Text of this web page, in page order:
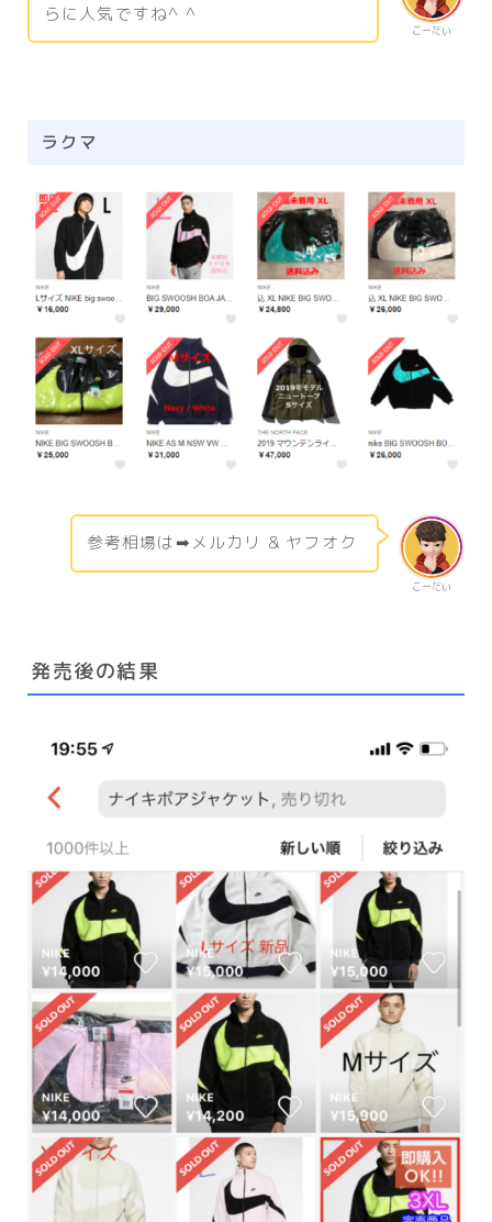
こーだい
らに人気ですね^ ^
ラクマ
こーだい
参考相場は➡︎メルカリ & ヤフオク
発売後の結果